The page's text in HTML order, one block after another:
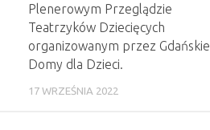
Plenerowym Przeglądzie
Teatrzyków Dziecięcych
organizowanym przez Gdańskie
Domy dla Dzieci.
17 WRZEŚNIA 2022